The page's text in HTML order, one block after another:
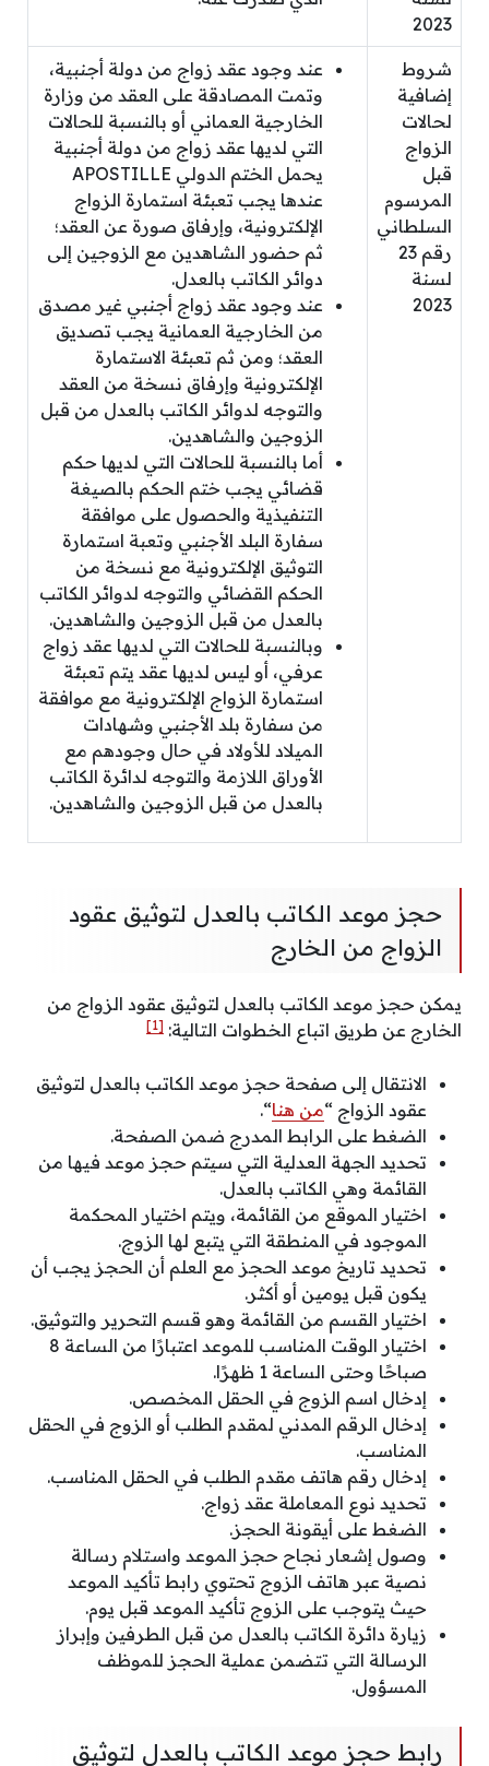
2023
شروط
إضافية
لحالات
الزواج
قبل
المرسوم
السلطاني
رقم 23
لسنة
2023
عند وجود عقد زواج من دولة أجنبية،
وتمت المصادقة على العقد من وزارة
الخارجية العماني أو بالنسبة للحالات
التي لديها عقد زواج من دولة أجنبية
يحمل الختم الدولي APOSTILLE
عندها يجب تعبئة استمارة الزواج
الإلكترونية، وإرفاق صورة عن العقد؛
ثم حضور الشاهدين مع الزوجين إلى
دوائر الكاتب بالعدل.
عند وجود عقد زواج أجنبي غير مصدق
من الخارجية العمانية يجب تصديق
العقد؛ ومن ثم تعبئة الاستمارة
الإلكترونية وإرفاق نسخة من العقد
والتوجه لدوائر الكاتب بالعدل من قبل
الزوجين والشاهدين.
أما بالنسبة للحالات التي لديها حكم
قضائي يجب ختم الحكم بالصيغة
التنفيذية والحصول على موافقة
سفارة البلد الأجنبي وتعبة استمارة
التوثيق الإلكترونية مع نسخة من
الحكم القضائي والتوجه لدوائر الكاتب
بالعدل من قبل الزوجين والشاهدين.
وبالنسبة للحالات التي لديها عقد زواج
عرفي، أو ليس لديها عقد يتم تعبئة
استمارة الزواج الإلكترونية مع موافقة
من سفارة بلد الأجنبي وشهادات
الميلاد للأولاد في حال وجودهم مع
الأوراق اللازمة والتوجه لدائرة الكاتب
بالعدل من قبل الزوجين والشاهدين.
حجز موعد الكاتب بالعدل لتوثيق عقود
الزواج من الخارج
يمكن حجز موعد الكاتب بالعدل لتوثيق عقود الزواج من
الخارج عن طريق اتباع الخطوات التالية: [1]
الانتقال إلى صفحة حجز موعد الكاتب بالعدل لتوثيق
عقود الزواج “من هنا“.
الضغط على الرابط المدرج ضمن الصفحة.
تحديد الجهة العدلية التي سيتم حجز موعد فيها من
القائمة وهي الكاتب بالعدل.
اختيار الموقع من القائمة، ويتم اختيار المحكمة
الموجود في المنطقة التي يتبع لها الزوج.
تحديد تاريخ موعد الحجز مع العلم أن الحجز يجب أن
يكون قبل يومين أو أكثر.
اختيار القسم من القائمة وهو قسم التحرير والتوثيق.
اختيار الوقت المناسب للموعد اعتبارًا من الساعة 8
صباحًا وحتى الساعة 1 ظهرًا.
إدخال اسم الزوج في الحقل المخصص.
إدخال الرقم المدني لمقدم الطلب أو الزوج في الحقل
المناسب.
إدخال رقم هاتف مقدم الطلب في الحقل المناسب.
تحديد نوع المعاملة عقد زواج.
الضغط على أيقونة الحجز.
وصول إشعار نجاح حجز الموعد واستلام رسالة
نصية عبر هاتف الزوج تحتوي رابط تأكيد الموعد
حيث يتوجب على الزوج تأكيد الموعد قبل يوم.
زيارة دائرة الكاتب بالعدل من قبل الطرفين وإبراز
الرسالة التي تتضمن عملية الحجز للموظف
المسؤول.
رابط حجز موعد الكاتب بالعدل لتوثيق